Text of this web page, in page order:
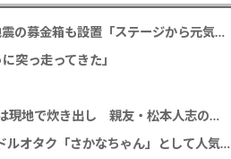
堂本光一＆井上芳雄 帝劇の名曲を歌うアリーナツアー開幕、熊本地震の募金箱も設置「ステージから元気を届けられる形になれば」
突っ走ってきた」
中居正広氏 「ひそかに被災地支援」か？ 2016年の熊本地震直後には現地で炊き出し 親友・松本人志の闘病に心を痛め、頻繁に連絡も
レインボー 池田直人と結婚の佐藤佳奈アナ AKB48合格、熱烈アイドルオタク「さかなちゃん」として人気に、7月末に読売テレビ退社